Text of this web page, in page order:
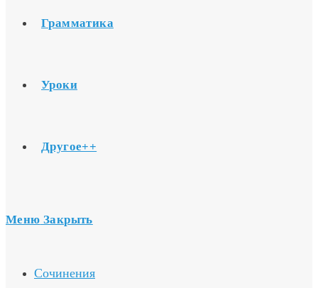
Грамматика
Уроки
Другое++
Меню Закрыть
Сочинения